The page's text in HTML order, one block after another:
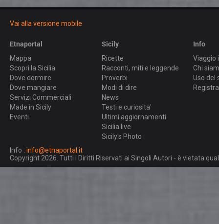
Vai alla versione mobile
Etnaportal
Mappa
Scopri la Sicilia
Dove dormire
Dove mangiare
Servizi Commerciali
Made in Sicily
Eventi
Sicily
Ricette
Racconti, miti e leggende
Proverbi
Modi di dire
News
Testi e curiosita'
Ultimi aggiornamenti
Sicilia live
Sicily's Photo
Info
Viaggio
Chi
Uso del
Info : info@etnaportal.it
Copyright 2026. Tutti i Diritti Riservati ai Singoli Autori - è vietata